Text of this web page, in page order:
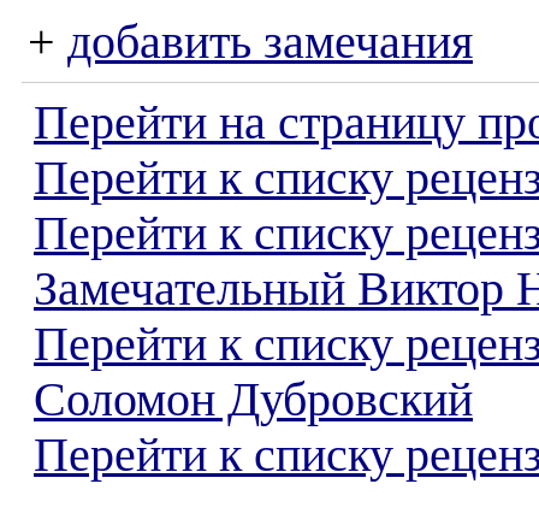
+ добавить замечания
Перейти на страницу
Перейти к списку
Перейти к списку
Замечательный Виктор
Перейти к списку
Соломон Дубровский
Перейти к списку